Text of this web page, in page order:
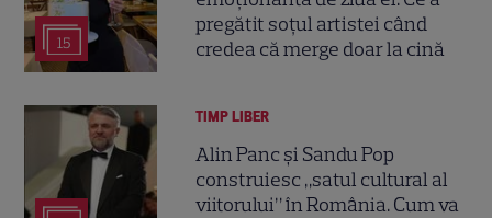
15
pregătit soțul artistei când
credea că merge doar la cină
TIMP LIBER
Alin Panc și Sandu Pop
construiesc „satul cultural al
viitorului” în România. Cum va